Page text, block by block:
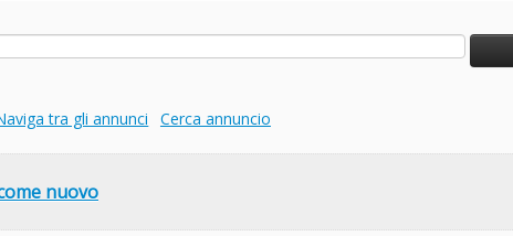
tra gli annunci Cerca annuncio
nuovo